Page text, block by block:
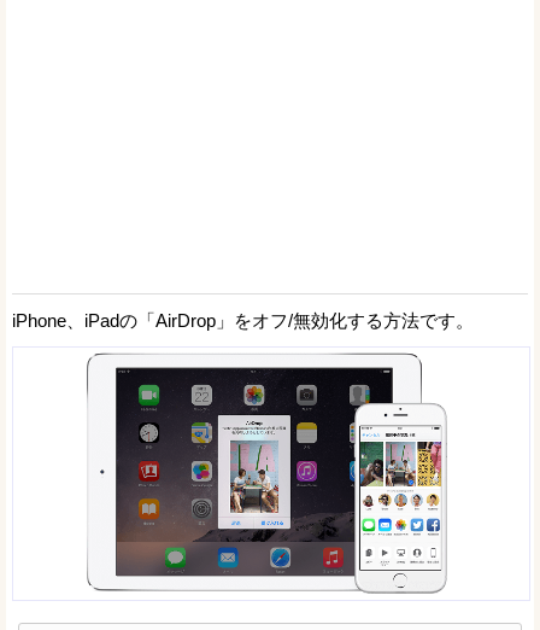
iPhone、iPadの「AirDrop」をオフ/無効化する方法です。